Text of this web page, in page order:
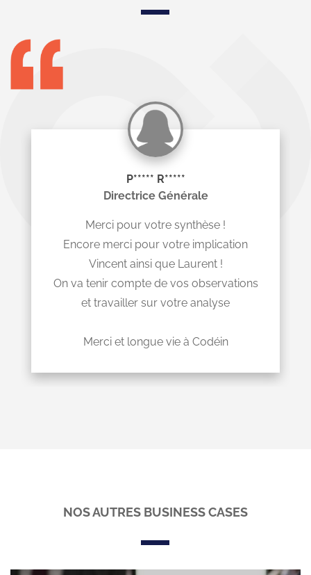
P***** R*****
Directrice Générale
Merci pour votre synthèse !
Encore merci pour votre implication
Vincent ainsi que Laurent !
On va tenir compte de vos observations
et travailler sur votre analyse
Merci et longue vie à Codéin
NOS AUTRES BUSINESS CASES